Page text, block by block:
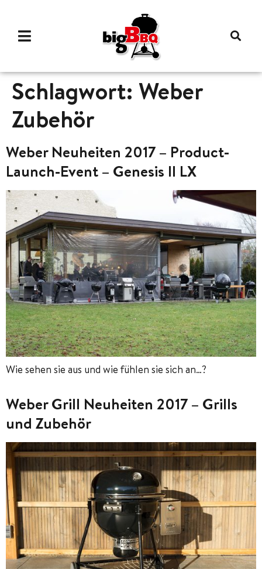
Schlagwort: Weber
Zubehör
Weber Neuheiten 2017 – Product-
Launch-Event – Genesis II LX
Wie sehen sie aus und wie fühlen sie sich an…?
Weber Grill Neuheiten 2017 – Grills
und Zubehör